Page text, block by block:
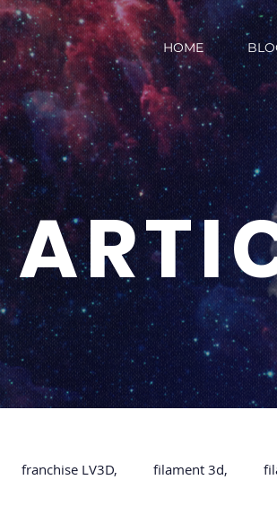
HOME
franchise LV3D, filament 3d,